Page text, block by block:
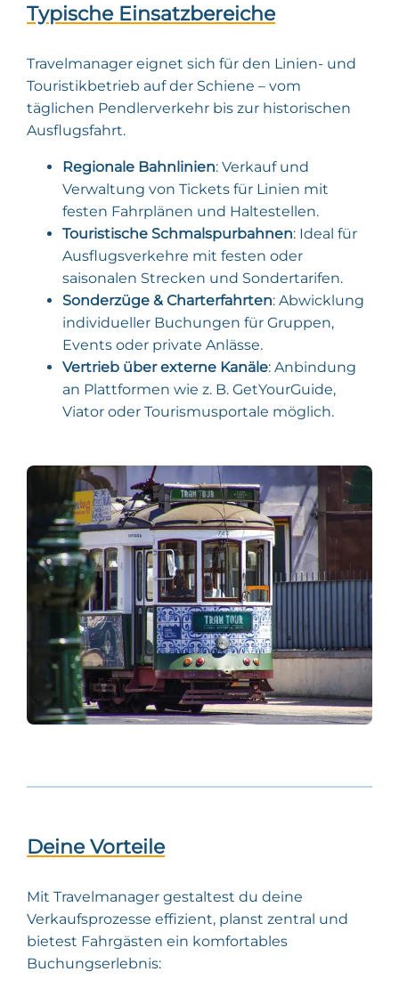
Typische Einsatzbereiche
Travelmanager eignet sich für den Linien- und
Touristikbetrieb auf der Schiene – vom
täglichen Pendlerverkehr bis zur historischen
Ausflugsfahrt.
Regionale Bahnlinien: Verkauf und
Verwaltung von Tickets für Linien mit
festen Fahrplänen und Haltestellen.
Touristische Schmalspurbahnen: Ideal für
Ausflugsverkehre mit festen oder
saisonalen Strecken und Sondertarifen.
Sonderzüge & Charterfahrten: Abwicklung
individueller Buchungen für Gruppen,
Events oder private Anlässe.
Vertrieb über externe Kanäle: Anbindung
an Plattformen wie z. B. GetYourGuide,
Viator oder Tourismusportale möglich.
Deine Vorteile
Mit Travelmanager gestaltest du deine
Verkaufsprozesse effizient, planst zentral und
bietest Fahrgästen ein komfortables
Buchungserlebnis: